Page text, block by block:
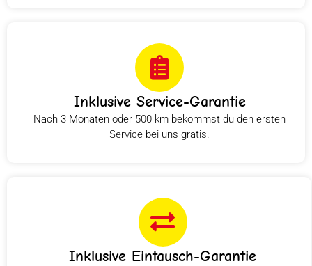
Inklusive Service-Garantie
Nach 3 Monaten oder 500 km bekommst du den ersten
Service bei uns gratis.
Inklusive Eintausch-Garantie